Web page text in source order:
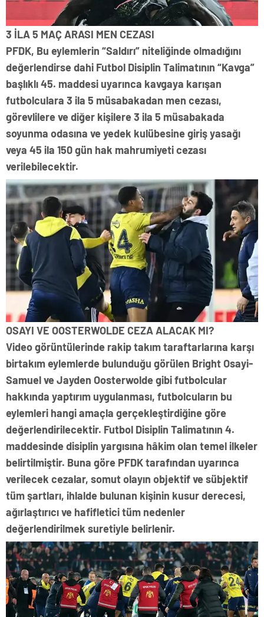
3 İLA 5 MAÇ ARASI MEN CEZASI
PFDK, Bu eylemlerin “Saldırı” niteliğinde olmadığını
değerlendirse dahi Futbol Disiplin Talimatının “Kavga”
başlıklı 45. maddesi uyarınca kavgaya karışan
futbolculara 3 ila 5 müsabakadan men cezası,
görevlilere ve diğer kişilere 3 ila 5 müsabakada
soyunma odasına ve yedek kulübesine giriş yasağı
veya 45 ila 150 gün hak mahrumiyeti cezası
verilebilecektir.
OSAYI VE OOSTERWOLDE CEZA ALACAK MI?
Video görüntülerinde rakip takım taraftarlarına karşı
birtakım eylemlerde bulunduğu görülen Bright Osayi-
Samuel ve Jayden Oosterwolde gibi futbolcular
hakkında yaptırım uygulanması, futbolcuların bu
eylemleri hangi amaçla gerçekleştirdiğine göre
değerlendirilecektir. Futbol Disiplin Talimatının 4.
maddesinde disiplin yargısına hâkim olan temel ilkeler
belirtilmiştir. Buna göre PFDK tarafından uyarınca
verilecek cezalar, somut olayın objektif ve sübjektif
tüm şartları, ihlalde bulunan kişinin kusur derecesi,
ağırlaştırıcı ve hafifletici tüm nedenler
değerlendirilmek suretiyle belirlenir.